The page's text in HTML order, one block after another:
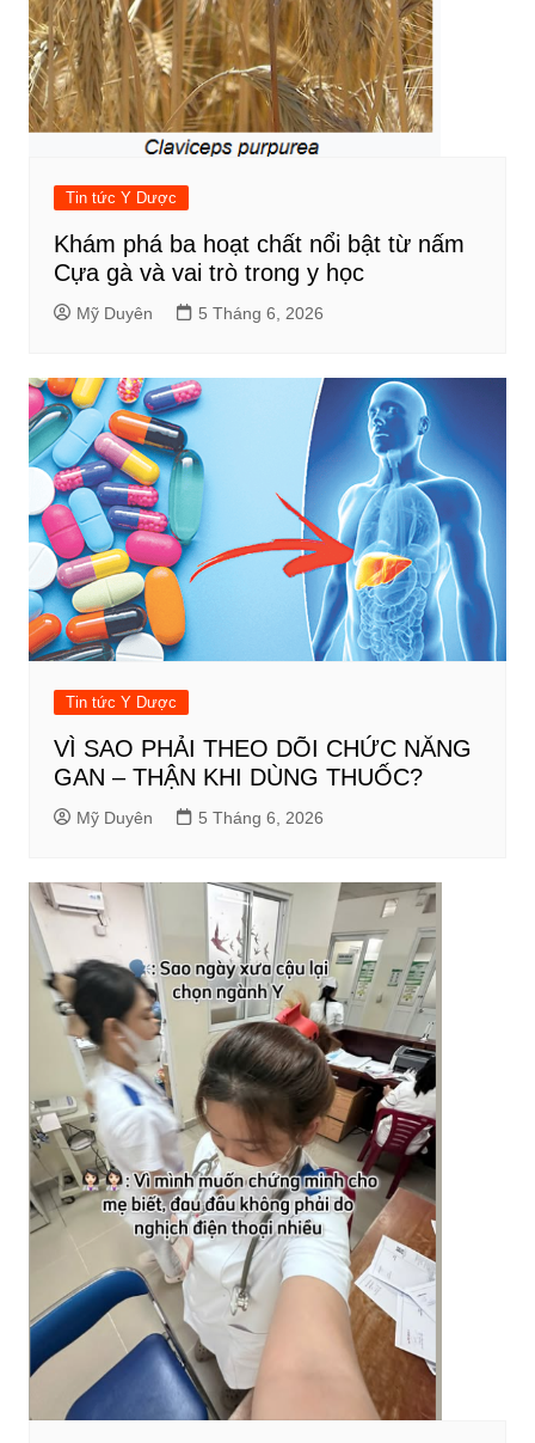
Tin tức Y Dược
Khám phá ba hoạt chất nổi bật từ nấm
Cựa gà và vai trò trong y học
Mỹ Duyên 5 Tháng 6, 2026
Tin tức Y Dược
VÌ SAO PHẢI THEO DÕI CHỨC NĂNG
GAN – THẬN KHI DÙNG THUỐC?
Mỹ Duyên 5 Tháng 6, 2026